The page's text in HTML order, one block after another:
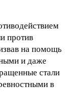
против
на помощь
и даже
стали
в